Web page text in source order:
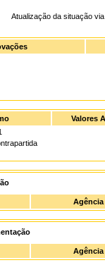
Atualização da situação
Valores
Agência
Agência